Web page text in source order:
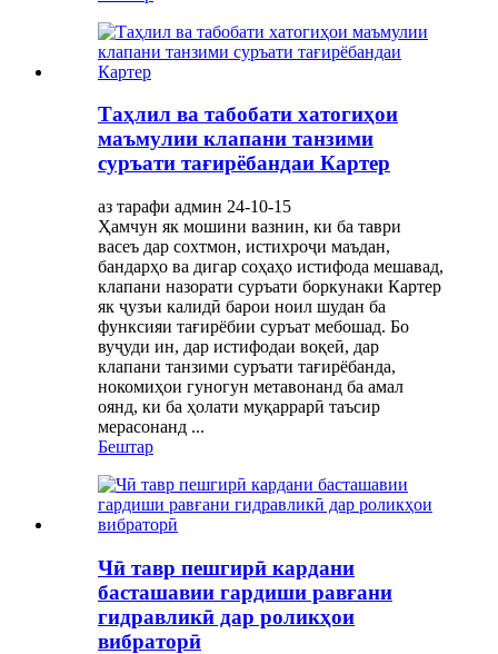
Таҳлил ва табобати хатогиҳои
маъмулии клапани танзими
суръати тағирёбандаи Картер
аз тарафи админ 24-10-15
Ҳамчун як мошини вазнин, ки ба таври
васеъ дар сохтмон, истихроҷи маъдан,
бандарҳо ва дигар соҳаҳо истифода мешавад,
клапани назорати суръати боркунаки Картер
як ҷузъи калидӣ барои ноил шудан ба
функсияи тағирёбии суръат мебошад. Бо
вуҷуди ин, дар истифодаи воқеӣ, дар
клапани танзими суръати тағирёбанда,
нокомиҳои гуногун метавонанд ба амал
оянд, ки ба ҳолати муқаррарӣ таъсир
мерасонанд ...
Бештар
Чӣ тавр пешгирӣ кардани
басташавии гардиши равғани
гидравликӣ дар роликҳои
вибраторӣ